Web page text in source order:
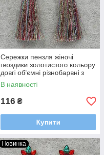
Сережки пензля жіночі
гвоздики золотистого кольору
довгі об'ємні різнобарвні з
кристалами довжина 11 см
В наявності
116 ₴
Купити
Новинка